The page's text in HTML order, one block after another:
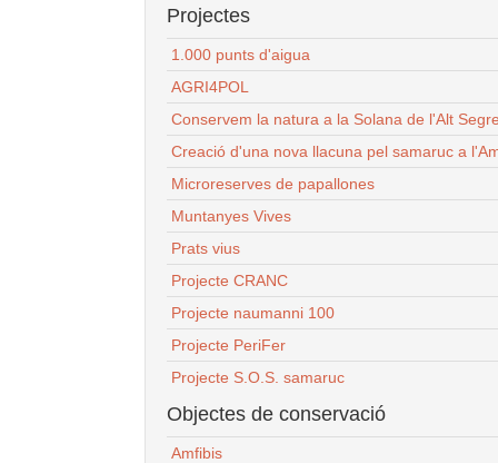
Projectes
1.000 punts d'aigua
AGRI4POL
Conservem la natura a la Solana de l'Alt
Creació d'una nova llacuna pel samaruc a
Microreserves de papallones
Muntanyes Vives
Prats vius
Projecte CRANC
Projecte naumanni 100
Projecte PeriFer
Projecte S.O.S. samaruc
Objectes de conservació
Amfibis